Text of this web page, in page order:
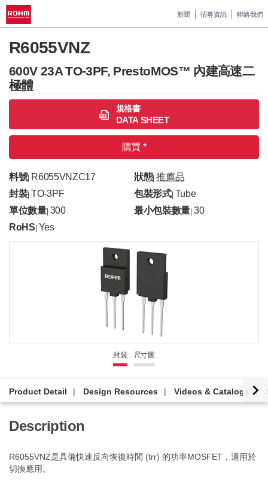
新聞 招募資訊 聯絡我們
R6055VNZ
600V 23A TO-3PF, PrestoMOS™ 內建高速二
極體
規格書
DATA SHEET
購買 *
料號| R6055VNZC17 狀態|推薦品
封裝| TO-3PF 包裝形式| Tube
單位數量| 300 最小包裝數量 |30
RoHS Yes
封裝 尺寸圖
Product Detail Design Resources Videos & Catalogs
Description
R6055VNZ是具備快速反向恢復時間 (trr) 的功率MOSFET，適用於
切換應用。